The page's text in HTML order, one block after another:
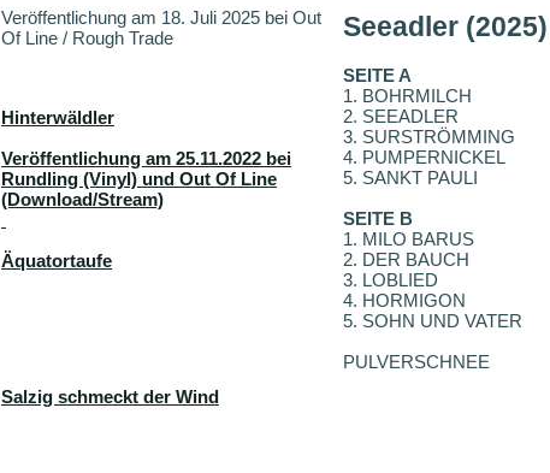
Veröffentlichung am 18. Juli 2025 bei Out
Of Line / Rough Trade
Hinterwäldler
Veröffentlichung am 25.11.2022 bei
Rundling (Vinyl) und Out Of Line
(Download/Stream)
Äquatortaufe
Salzig schmeckt der Wind
Seeadler (2025)
SEITE A
1. BOHRMILCH
2. SEEADLER
3. SURSTRÖMMING
4. PUMPERNICKEL
5. SANKT PAULI
SEITE B
1. MILO BARUS
2. DER BAUCH
3. LOBLIED
4. HORMIGON
5. SOHN UND VATER
PULVERSCHNEE